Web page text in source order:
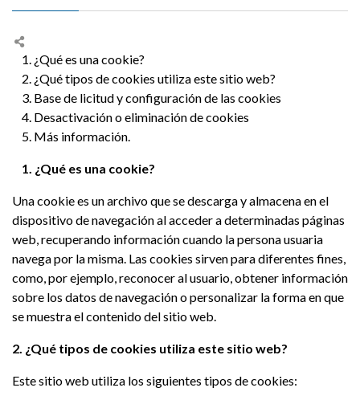
1. ¿Qué es una cookie?
2. ¿Qué tipos de cookies utiliza este sitio web?
3. Base de licitud y configuración de las cookies
4. Desactivación o eliminación de cookies
5. Más información.
1. ¿Qué es una cookie?
Una cookie es un archivo que se descarga y almacena en el
dispositivo de navegación al acceder a determinadas páginas
web, recuperando información cuando la persona usuaria
navega por la misma. Las cookies sirven para diferentes fines,
como, por ejemplo, reconocer al usuario, obtener información
sobre los datos de navegación o personalizar la forma en que
se muestra el contenido del sitio web.
2. ¿Qué tipos de cookies utiliza este sitio web?
Este sitio web utiliza los siguientes tipos de cookies: